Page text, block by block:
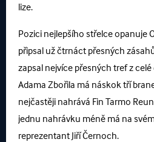
lize.
Pozici nejlepšího střelce opanuje
připsal už čtrnáct přesných
zapsal nejvíce přesných tref z
Adama Zbořila má náskok tří
nejčastěji nahrává Fin Tarmo
jednu nahrávku méně má na
reprezentant Jiří Černoch.